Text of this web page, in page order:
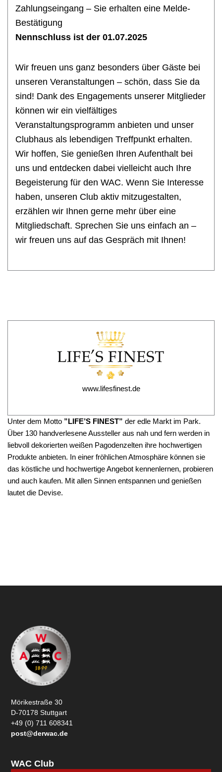
Zahlungseingang – Sie erhalten eine Melde-
Bestätigung
Nennschluss ist der 01.07.2025
Wir freuen uns ganz besonders über Gäste bei
unseren Veranstaltungen – schön, dass Sie da
sind! Dank des Engagements unserer Mitglieder
können wir ein vielfältiges
Veranstaltungsprogramm anbieten und unser
Clubhaus als lebendigen Treffpunkt erhalten.
Wir hoffen, Sie genießen Ihren Aufenthalt bei
uns und entdecken dabei vielleicht auch Ihre
Begeisterung für den WAC. Wenn Sie Interesse
haben, unseren Club aktiv mitzugestalten,
erzählen wir Ihnen gerne mehr über eine
Mitgliedschaft. Sprechen Sie uns einfach an –
wir freuen uns auf das Gespräch mit Ihnen!
www.lifesfinest.de
Unter dem Motto ”LIFE’S FINEST” der edle Markt im Park.
Über 130 handverlesene Aussteller aus nah und fern werden in
liebvoll dekorierten weißen Pagodenzelten ihre hochwertigen
Produkte anbieten. In einer fröhlichen Atmosphäre können sie
das köstliche und hochwertige Angebot kennenlernen, probieren
und auch kaufen. Mit allen Sinnen entspannen und genießen
lautet die Devise.
Mörikestraße 30
D-70178 Stuttgart
+49 (0) 711 608341
post@derwac.de
WAC Club